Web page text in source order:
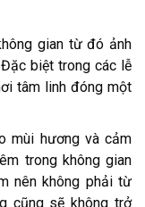
gian từ đó ảnh
biệt trong các lễ
tâm linh đóng một
mùi hương và cảm
trong không gian
nên không phải từ
cũng sẽ không trở